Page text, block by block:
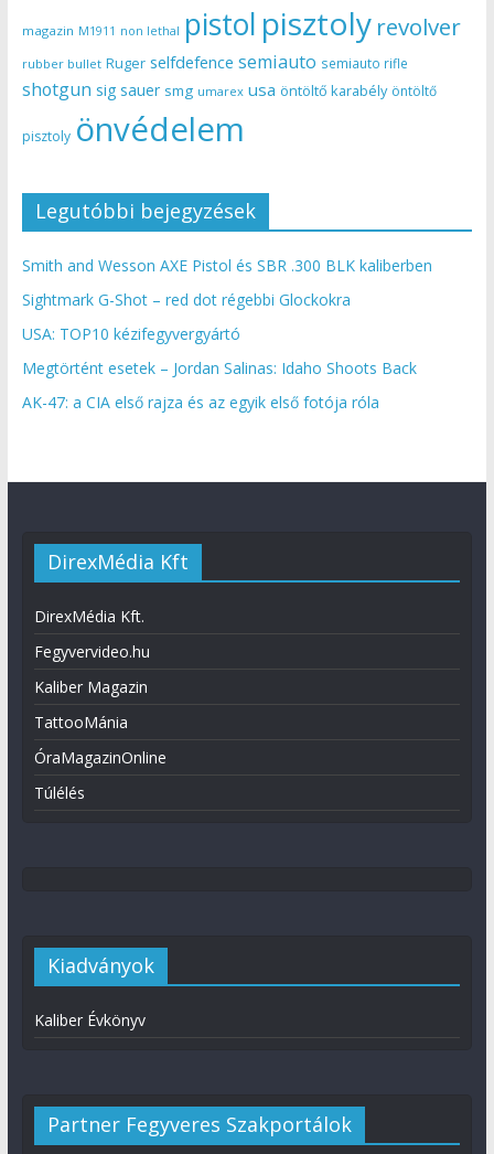
magazin M1911 non lethal pistol pisztoly revolver
rubber bullet Ruger selfdefence semiauto semiauto rifle
shotgun sig sauer smg umarex usa öntöltő karabély öntöltő
pisztoly önvédelem
Legutóbbi bejegyzések
Smith and Wesson AXE Pistol és SBR .300 BLK kaliberben
Sightmark G-Shot – red dot régebbi Glockokra
USA: TOP10 kézifegyvergyártó
Megtörtént esetek – Jordan Salinas: Idaho Shoots Back
AK-47: a CIA első rajza és az egyik első fotója róla
DirexMédia Kft
DirexMédia Kft.
Fegyvervideo.hu
Kaliber Magazin
TattooMánia
ÓraMagazinOnline
Túlélés
Kiadványok
Kaliber Évkönyv
Partner Fegyveres Szakportálok